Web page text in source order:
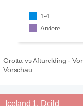
1-4
Andere
Grotta vs Afturelding -
Vorschau
Iceland 1. Deild